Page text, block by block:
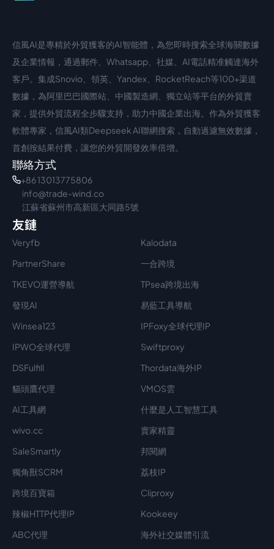
中文入口
信風AI是專精於外貿獲客的AI智能體，為您即時搜索全球海關數據
及企業情報，通過郵件、Whatsapp、社媒、AI電話精准觸達海外
客戶。集成Snovio、領英、Yandex、RocketReach等100+渠道
數據，為阿里巴巴國際站、中國製造網、獨立站等平台的外貿賣
家，提供外貿流程全步驟支持，助力中國企業出海。作為外貿獲客
軟體專家，信風AI類Deepseek AI聯網搜索，自動過濾無效數據，
首創按結果付費，讓您的外貿開發效率倍增。
聯絡方式
+86 13013775806
info@trade-wind.co
江蘇省蘇州市高新區大同路5號
友鏈
Veryfb
Kalodata
PartnerShare
一合跨境
TKEVO運營導航
TPsea跨境出海
發現AI
易藍工具導航
Winsea123
IPFoxy全球代理IP
IPWO全球代理
Swiftproxy
DSFulfill
Thordata海外IP
貓頭鷹代理
VMOS雲
AI工具網
什麼是人工智慧工具
wivo.cc
賣家精靈
SaleSmartly
邦閱網
獨角獸SCRM
荔枝IP
跨境百寶箱
Cliproxy
辣椒HTTP代理IP
Kookeey
ABC代理
海外社交媒體引流